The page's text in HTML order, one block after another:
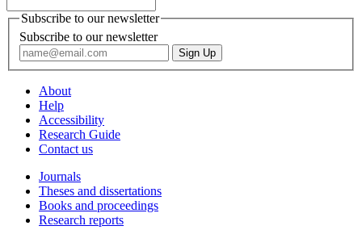
Subscribe to our newsletter
Subscribe to our newsletter
About
Help
Accessibility
Research Guide
Contact us
Journals
Theses and dissertations
Books and proceedings
Research reports